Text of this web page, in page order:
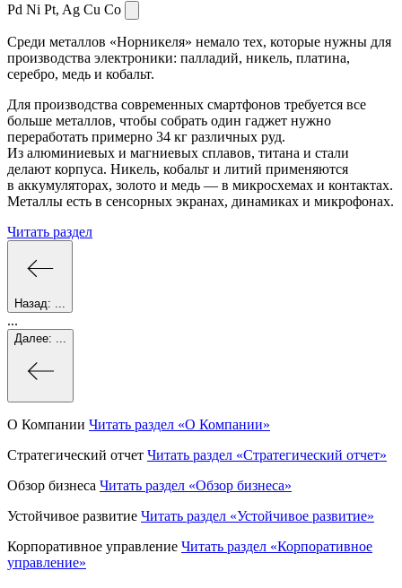
Pd Ni Pt, Ag Cu Co
Среди металлов «Норникеля» немало тех, которые нужны для
производства электроники: палладий, никель, платина,
серебро, медь и кобальт.
Для производства современных смартфонов требуется все
больше металлов, чтобы собрать один гаджет нужно
переработать примерно 34 кг различных руд.
Из алюминиевых и магниевых сплавов, титана и стали
делают корпуса. Никель, кобальт и литий применяются
в аккумуляторах, золото и медь — в микросхемах и контактах.
Металлы есть в сенсорных экранах, динамиках и микрофонах.
Читать раздел
Назад:
...
Далее:
О Компании Читать раздел «О Компании»
Стратегический отчет Читать раздел «Стратегический отчет»
Обзор бизнеса Читать раздел «Обзор бизнеса»
Устойчивое развитие Читать раздел «Устойчивое развитие»
Корпоративное управление Читать раздел «Корпоративное
управление»